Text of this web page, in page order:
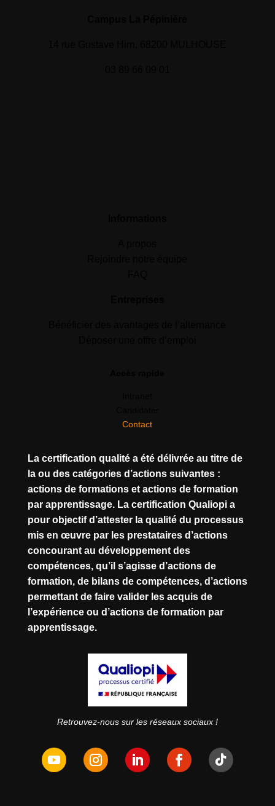
Contact
La certification qualité a été délivrée au titre de
la ou des catégories d’actions suivantes :
actions de formations et actions de formation
par apprentissage. La certification Qualiopi a
pour objectif d’attester la qualité du processus
mis en œuvre par les prestataires d’actions
concourant au développement des
compétences, qu’il s’agisse d’actions de
formation, de bilans de compétences, d’actions
permettant de faire valider les acquis de
l’expérience ou d’actions de formation par
apprentissage.
Retrouvez-nous sur les réseaux sociaux !